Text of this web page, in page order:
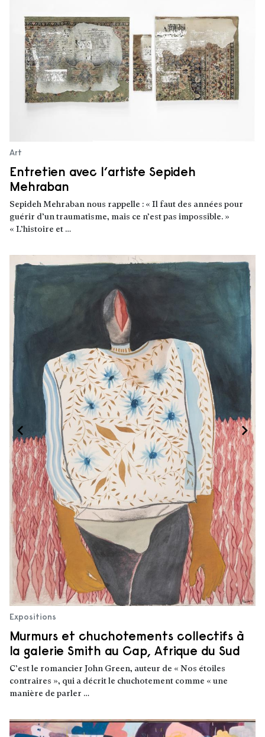
Art
Entretien avec l’artiste Sepideh
Mehraban
Sepideh Mehraban nous rappelle : « Il faut des années pour
guérir d’un traumatisme, mais ce n’est pas impossible. »
« L’histoire et …
Expositions
Murmurs et chuchotements collectifs à
la galerie Smith au Cap, Afrique du Sud
C’est le romancier John Green, auteur de « Nos étoiles
contraires », qui a décrit le chuchotement comme « une
manière de parler …
Lire la suite